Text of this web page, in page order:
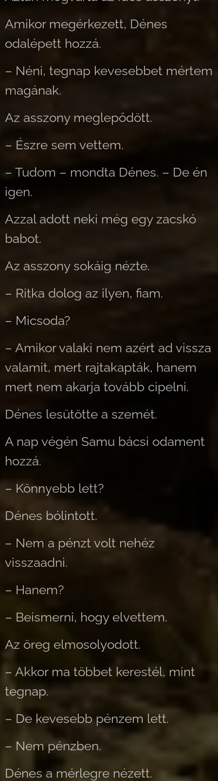
Amikor megérkezett, Dénes
odalépett hozzá.
– Néni, tegnap kevesebbet mértem
magának.
Az asszony meglepődött.
– Észre sem vettem.
– Tudom – mondta Dénes. – De én
igen.
Azzal adott neki még egy zacskó
babot.
Az asszony sokáig nézte.
– Ritka dolog az ilyen, fiam.
– Micsoda?
– Amikor valaki nem azért ad vissza
valamit, mert rajtakapták, hanem
mert nem akarja tovább cipelni.
Dénes lesütötte a szemét.
A nap végén Samu bácsi odament
hozzá.
– Könnyebb lett?
Dénes bólintott.
– Nem a pénzt volt nehéz
visszaadni.
– Hanem?
– Beismerni, hogy elvettem.
Az öreg elmosolyodott.
– Akkor ma többet kerestél, mint
tegnap.
– De kevesebb pénzem lett.
– Nem pénzben.
Dénes a mérlegre nézett.